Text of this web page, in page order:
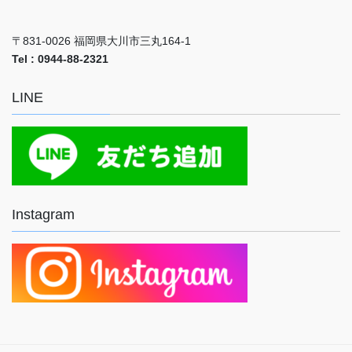
〒831-0026 福岡県大川市三丸164-1
Tel : 0944-88-2321
LINE
Instagram